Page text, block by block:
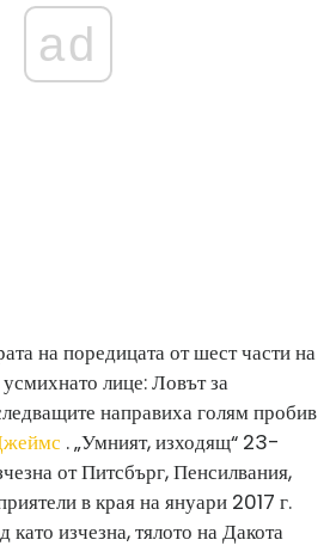
ad
на поредицата от шест части на
лице: Ловът за
направиха голям пробив
. „Умният, изходящ“ 23-
от Питсбърг, Пенсилвания,
в края на януари 2017 г.
като изчезна, тялото на Дакота